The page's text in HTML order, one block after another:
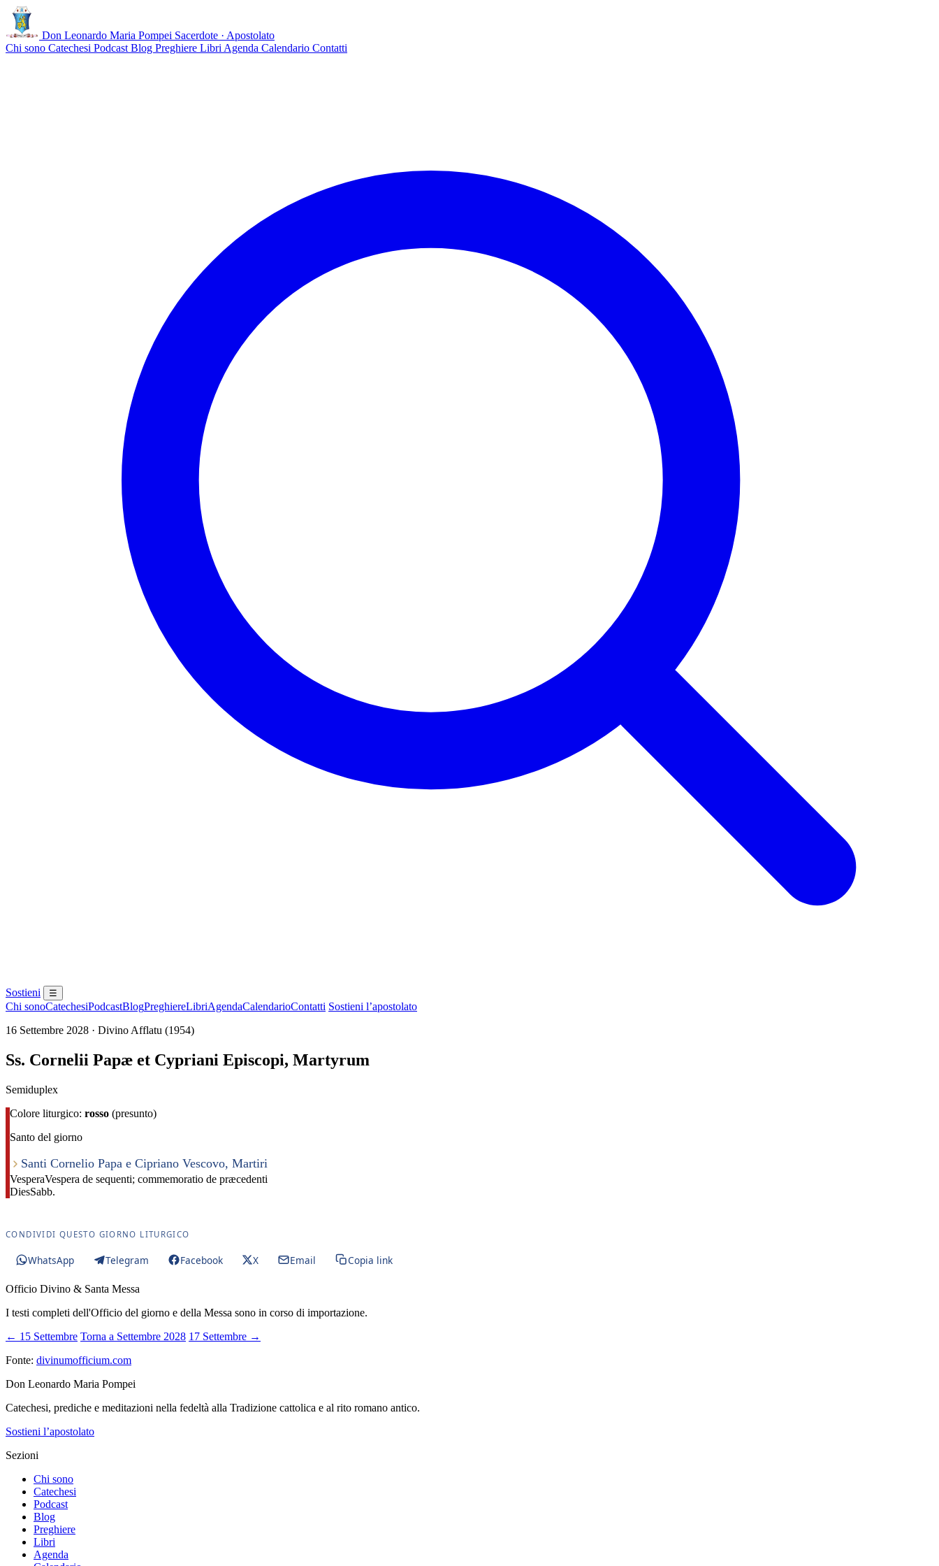
Don Leonardo Maria Pompei Sacerdote · Apostolato
Chi sono Catechesi Podcast Blog Preghiere Libri Agenda Calendario Contatti
Sostieni ☰
Chi sonoCatechesiPodcastBlogPreghiereLibriAgendaCalendarioContatti Sostieni l’apostolato
16 Settembre 2028 · Divino Afflatu (1954)
Ss. Cornelii Papæ et Cypriani Episcopi, Martyrum
Semiduplex
Colore liturgico: rosso (presunto)
Santo del giorno
Santi Cornelio Papa e Cipriano Vescovo, Martiri
VesperaVespera de sequenti; commemoratio de præcedenti
DiesSabb.
CONDIVIDI QUESTO GIORNO LITURGICO
WhatsApp Telegram Facebook X Email Copia link
Officio Divino & Santa Messa
I testi completi dell'Officio del giorno e della Messa sono in corso di importazione.
← 15 Settembre Torna a Settembre 2028 17 Settembre →
Fonte: divinumofficium.com
Don Leonardo Maria Pompei
Catechesi, prediche e meditazioni nella fedeltà alla Tradizione cattolica e al rito romano antico.
Sostieni l’apostolato
Sezioni
Chi sono
Catechesi
Podcast
Blog
Preghiere
Libri
Agenda